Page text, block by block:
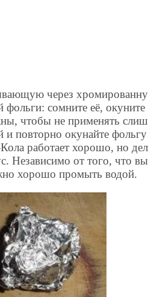
через
сомните её, окуните
чтобы не применять
и повторно окунайте
работает хорошо, но
Независимо от того, что
хорошо промыть водой.